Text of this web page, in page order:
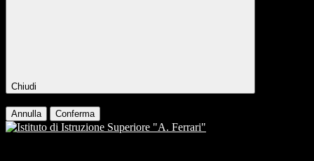
Chiudi
Annulla Conferma